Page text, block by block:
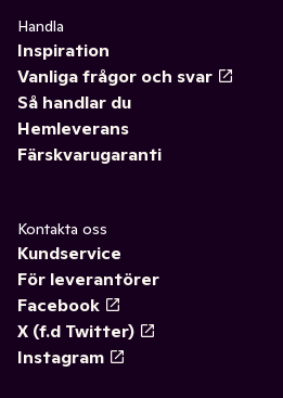
Handla
Inspiration
Vanliga frågor och svar
Så handlar du
Hemleverans
Färskvarugaranti
Kontakta oss
Kundservice
För leverantörer
Facebook
X (f.d Twitter)
Instagram